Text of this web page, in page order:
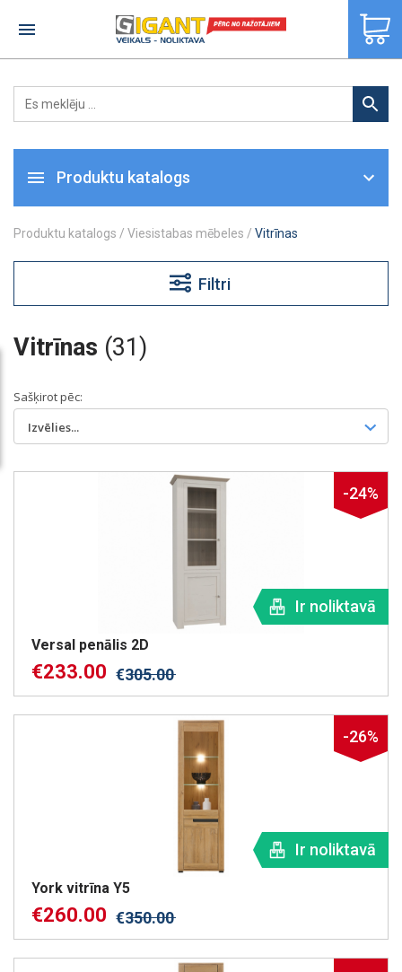
×
Produktu katalogs
Produktu katalogs / Viesistabas mēbeles / Vitrīnas
Filtri
Vitrīnas (31)
Sašķirot pēc:
Izvēlies...
-24%
Ir noliktavā
Versal penālis 2D
€233.00 €305.00
-26%
Ir noliktavā
York vitrīna Y5
€260.00 €350.00